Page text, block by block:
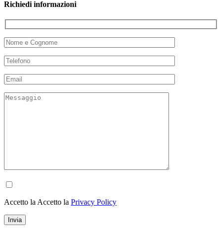
Richiedi informazioni
Accetto la Accetto la Privacy Policy